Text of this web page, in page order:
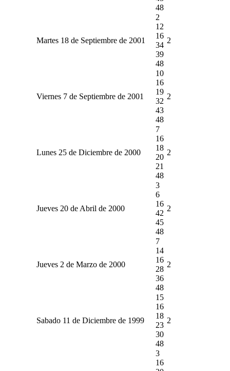
48
Martes 18 de Septiembre de 2001
2
12
16
34
39
48
2
Viernes 7 de Septiembre de 2001
10
16
19
32
43
48
2
Lunes 25 de Diciembre de 2000
7
16
18
20
21
48
2
Jueves 20 de Abril de 2000
3
6
16
42
45
48
2
Jueves 2 de Marzo de 2000
7
14
16
28
36
48
2
Sabado 11 de Diciembre de 1999
15
16
18
23
30
48
2
3
16